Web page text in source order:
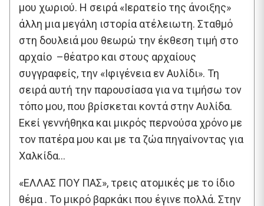
μου χωριού. Η σειρά «Ιερατείο της άνοιξης»
άλλη μια μεγάλη ιστορία ατέλειωτη. Σταθμό
στη δουλειά μου θεωρώ την έκθεση τιμή στο
αρχαίο –θέατρο και στους αρχαίους
συγγραφείς, την «Ιφιγένεια εν Αυλίδι». Τη
σειρά αυτή την παρουσίασα για να τιμήσω τον
τόπο μου, που βρίσκεται κοντά στην Αυλίδα.
Εκεί γεννήθηκα και μικρός περνούσα χρόνο με
τον πατέρα μου και με τα ζώα πηγαίνοντας για
Χαλκίδα…
«ΕΛΛΑΣ ΠΟΥ ΠΑΣ», τρεις ατομικές με το ίδιο
θέμα . Το μικρό βαρκάκι που έγινε πολλά. Στην